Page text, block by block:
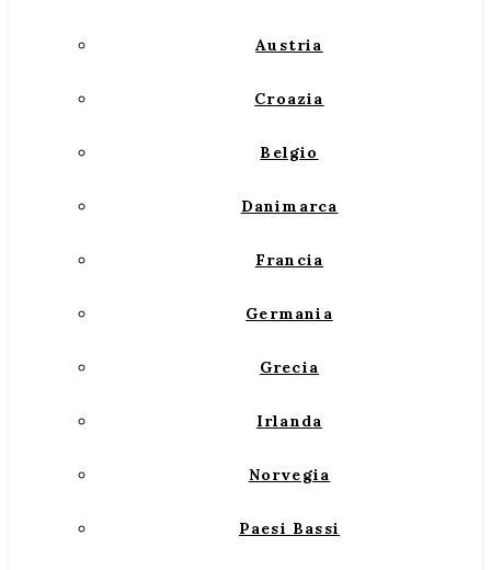
Austria
Croazia
Belgio
Danimarca
Francia
Germania
Grecia
Irlanda
Norvegia
Paesi Bassi